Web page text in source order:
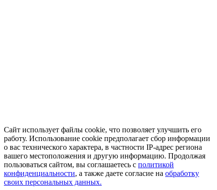
Сайт использует файлы cookie, что позволяет улучшить его
работу. Использование cookie предполагает сбор информации
о вас технического характера, в частности IP-адрес региона
вашего местоположения и другую информацию. Продолжая
пользоваться сайтом, вы соглашаетесь с политикой
конфиденциальности, а также даете согласие на обработку
своих персональных данных.